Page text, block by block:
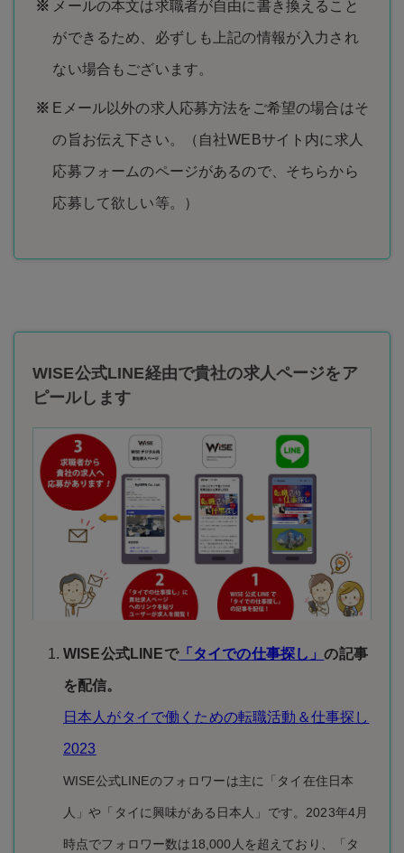
メールの本文は求職者が自由に書き換えること
ができるため、必ずしも上記の情報が入力され
ない場合もございます。
Eメール以外の求人応募方法をご希望の場合はそ
の旨お伝え下さい。（自社WEBサイト内に求人
応募フォームのページがあるので、そちらから
応募して欲しい等。）
WISE公式LINE経由で貴社の求人ページをア
ピールします
WISE公式LINEで「タイでの仕事探し」の記事
を配信。
日本人がタイで働くための転職活動＆仕事探し
2023
WISE公式LINEのフォロワーは主に「タイ在住日本
人」や「タイに興味がある日本人」です。2023年4月
時点でフォロワー数は18,000人を超えており、「タ